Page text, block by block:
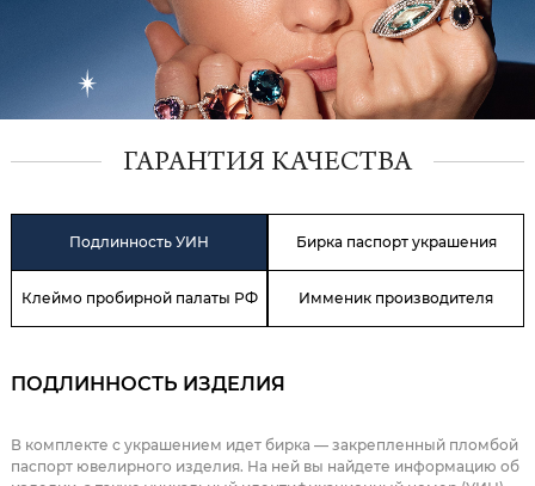
ГАРАНТИЯ КАЧЕСТВА
Подлинность УИН Бирка паспорт украшения
Клеймо пробирной палаты РФ Имменик производителя
ПОДЛИННОСТЬ ИЗДЕЛИЯ
В комплекте с украшением идет бирка — закрепленный пломбой
паспорт ювелирного изделия. На ней вы найдете информацию об